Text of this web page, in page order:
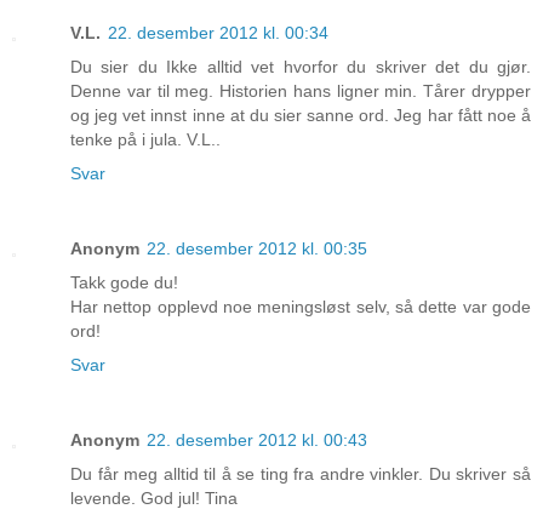
V.L. 22. desember 2012 kl. 00:34
Du sier du Ikke alltid vet hvorfor du skriver det du gjør.
Denne var til meg. Historien hans ligner min. Tårer drypper
og jeg vet innst inne at du sier sanne ord. Jeg har fått noe å
tenke på i jula. V.L..
Svar
Anonym 22. desember 2012 kl. 00:35
Takk gode du!
Har nettop opplevd noe meningsløst selv, så dette var gode
ord!
Svar
Anonym 22. desember 2012 kl. 00:43
Du får meg alltid til å se ting fra andre vinkler. Du skriver så
levende. God jul! Tina